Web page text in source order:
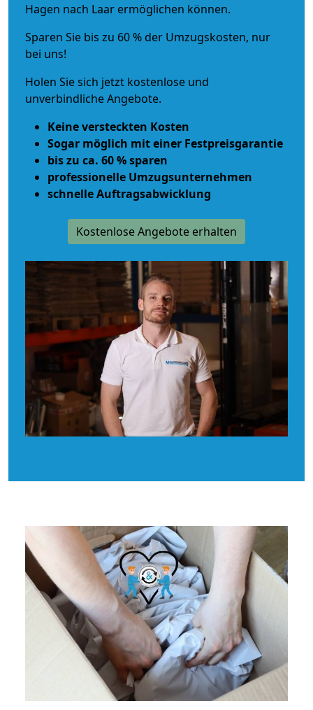
Hagen nach Laar ermöglichen können.
Sparen Sie bis zu 60 % der Umzugskosten, nur
bei uns!
Holen Sie sich jetzt kostenlose und
unverbindliche Angebote.
Keine versteckten Kosten
Sogar möglich mit einer Festpreisgarantie
bis zu ca. 60 % sparen
professionelle Umzugsunternehmen
schnelle Auftragsabwicklung
Kostenlose Angebote erhalten